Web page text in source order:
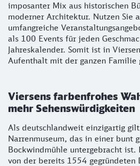
imposanter Mix aus historischen
moderner Architektur. Nutzen Sie
umfangreiche
als 100 Events für jeden
Jahreskalender. Somit ist in
Aufenthalt mit der ganzen Familie
Viersens farbenfrohes
mehr Sehenswürdigkeiten
Als deutschlandweit einzigartig
Narrenmuseum, das in einer bunt
Bockwindmühle untergebracht ist.
von der bereits 1554 gegründeten